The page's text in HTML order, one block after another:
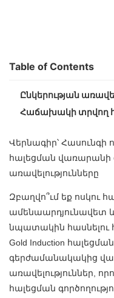
Table of Contents
Ընկերության
Հաճախակի տրվող
Վերնագիր՝ Հասունգի
հալեցման վառարանի
առավելությունները
Զբաղվո՞ւմ եք ոսկու
ամենաարդյունավետ և
նպատակին հասնելու
Gold Induction
գերժամանակակից
առավելություններ,
հալեցման